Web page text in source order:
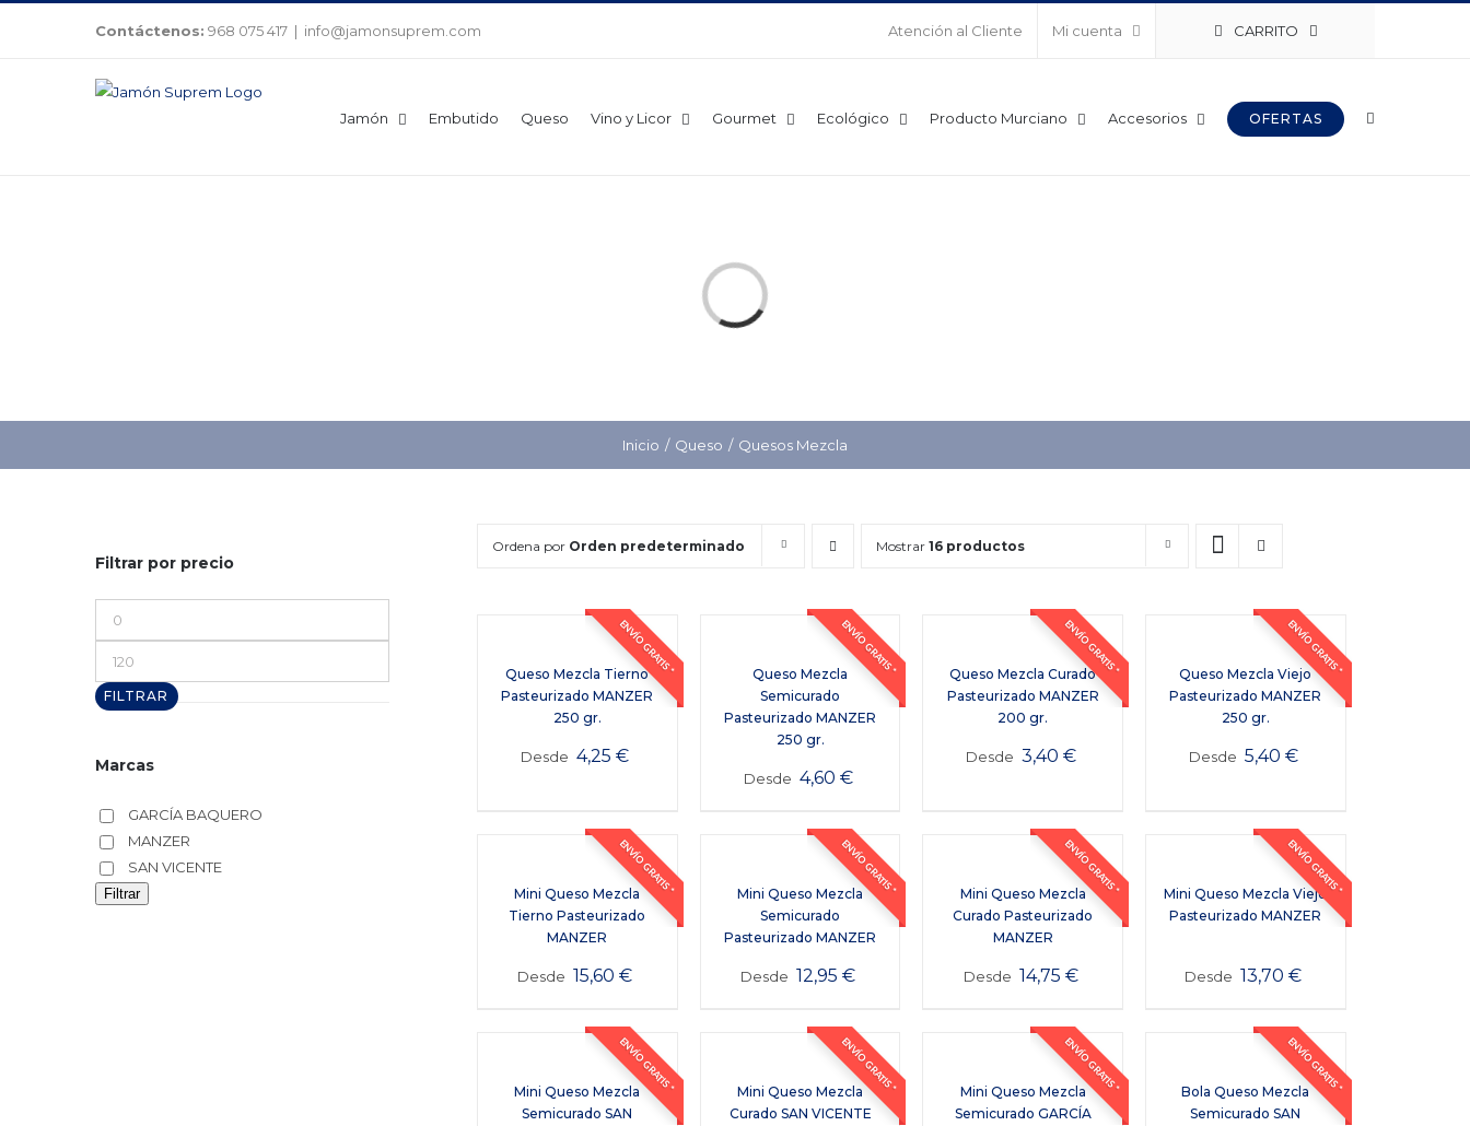
Contáctenos: 968 075 417 | info@jamonsuprem.com Atención al Cliente Mi cuenta CARRITO
Jamón Embutido Queso Vino y Licor Gourmet Ecológico Producto Murciano Accesorios OFERTAS
Cargando...
Inicio Queso Quesos Mezcla
Ordena por Orden predeterminado Mostrar16 productos
ENVÍO GRATIS *
Queso Mezcla Tierno
Pasteurizado MANZER
250 gr.
Desde 4,25€
ENVÍO GRATIS *
Queso Mezcla
Semicurado
Pasteurizado MANZER
250 gr.
Desde 4,60 €
ENVÍO GRATIS *
Queso Mezcla Curado
Pasteurizado MANZER
200 gr.
Desde 3,40 €
ENVÍO GRATIS *
Queso Mezcla Viejo
Pasteurizado MANZER
250 gr.
Desde 5,40 €
ENVÍO GRATIS *
Mini Queso Mezcla
Tierno Pasteurizado
MANZER
Desde 15,60€
ENVÍO GRATIS *
Mini Queso Mezcla
Semicurado
Pasteurizado MANZER
Desde 12,95€
ENVÍO GRATIS *
Mini Queso Mezcla
Curado Pasteurizado
MANZER
Desde 14,75 €
ENVÍO GRATIS *
Mini Queso Mezcla Viejo
Pasteurizado MANZER
Desde 13,70€
ENVÍO GRATIS *
Mini Queso Mezcla
Semicurado SAN
ENVÍO GRATIS *
Mini Queso Mezcla
Curado SAN VICENTE
ENVÍO GRATIS *
Mini Queso Mezcla
Semicurado GARCÍA
ENVÍO GRATIS *
Bola Queso Mezcla
Semicurado SAN
Filtrar por precio
mínimo
máximo
FILTRAR
Marcas
GARCÍA BAQUERO
MANZER
SAN VICENTE
Filtrar